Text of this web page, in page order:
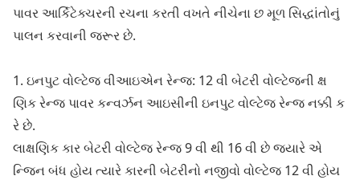
પાવર આર્કિટેક્ચરની રચના કરતી વખતે નીચેના છ મૂળ સિદ્ધાંતોનું
પાલન કરવાની જરૂર છે.
1. ઇનપુટ વોલ્ટેજ વીઆઇએન રેન્જ: 12 વી બેટરી વોલ્ટેજની ક્ષ
ણિક રેન્જ પાવર કન્વર્ઝન આઇસીની ઇનપુટ વોલ્ટેજ રેન્જ નક્કી ક
રે છે.
લાક્ષણિક કાર બેટરી વોલ્ટેજ રેન્જ 9 વી થી 16 વી છે જ્યારે એ
ન્જિન બંધ હોય ત્યારે કારની બેટરીનો નજીવો વોલ્ટેજ 12 વી હોય